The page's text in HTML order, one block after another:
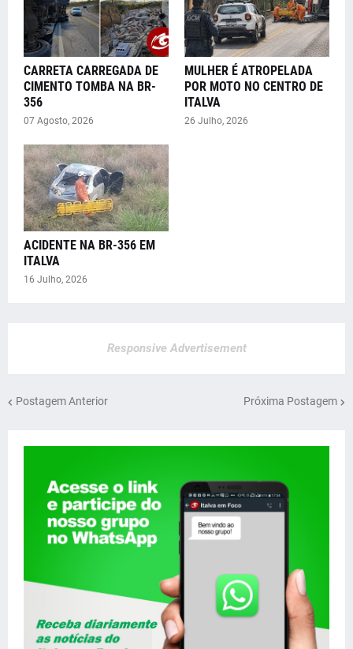
CARRETA CARREGADA DE
CIMENTO TOMBA NA BR-
356
07 Agosto, 2026
MULHER É ATROPELADA
POR MOTO NO CENTRO DE
ITALVA
26 Julho, 2026
ACIDENTE NA BR-356 EM
ITALVA
16 Julho, 2026
Responsive Advertisement
Postagem Anterior Próxima Postagem